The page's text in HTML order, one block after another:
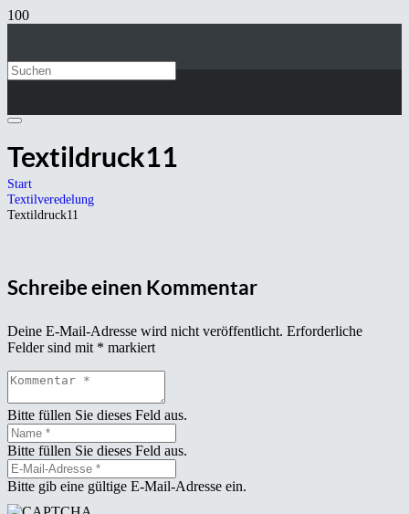
Textildruck11
Start
Textilveredelung
Textildruck11
Schreibe einen Kommentar
Deine E-Mail-Adresse wird nicht veröffentlicht. Erforderliche
Felder sind mit * markiert
Bitte füllen Sie dieses Feld aus.
Bitte füllen Sie dieses Feld aus.
Bitte gib eine gültige E-Mail-Adresse ein.